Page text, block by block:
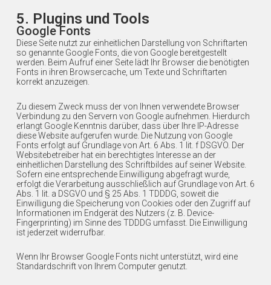
5. Plugins und Tools
Google Fonts
Diese Seite nutzt zur einheitlichen Darstellung von Schriftarten
so genannte Google Fonts, die von Google bereitgestellt
werden. Beim Aufruf einer Seite lädt Ihr Browser die benötigten
Fonts in ihren Browsercache, um Texte und Schriftarten
korrekt anzuzeigen.
Zu diesem Zweck muss der von Ihnen verwendete Browser
Verbindung zu den Servern von Google aufnehmen. Hierdurch
erlangt Google Kenntnis darüber, dass über Ihre IP-Adresse
diese Website aufgerufen wurde. Die Nutzung von Google
Fonts erfolgt auf Grundlage von Art. 6 Abs. 1 lit. f DSGVO. Der
Websitebetreiber hat ein berechtigtes Interesse an der
einheitlichen Darstellung des Schriftbildes auf seiner Website.
Sofern eine entsprechende Einwilligung abgefragt wurde,
erfolgt die Verarbeitung ausschließlich auf Grundlage von Art. 6
Abs. 1 lit. a DSGVO und § 25 Abs. 1 TDDDG, soweit die
Einwilligung die Speicherung von Cookies oder den Zugriff auf
Informationen im Endgerät des Nutzers (z. B. Device-
Fingerprinting) im Sinne des TDDDG umfasst. Die Einwilligung
ist jederzeit widerrufbar.
Wenn Ihr Browser Google Fonts nicht unterstützt, wird eine
Standardschrift von Ihrem Computer genutzt.